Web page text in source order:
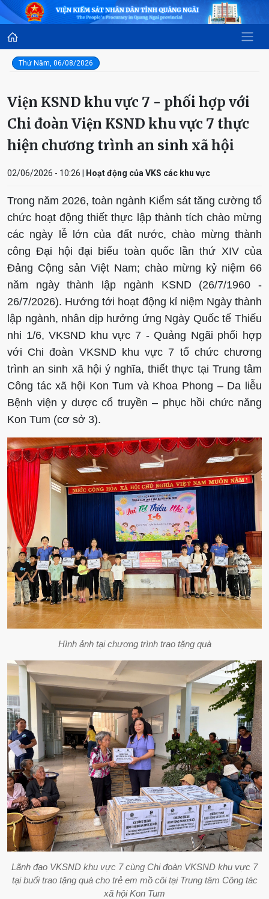
Thứ Năm, 06/08/2026
Viện KSND khu vực 7 - phối hợp với
Chi đoàn Viện KSND khu vực 7 thực
hiện chương trình an sinh xã hội
02/06/2026 - 10:26 | Hoạt động của VKS các khu vực
Trong năm 2026, toàn ngành Kiểm sát tăng cường tổ
chức hoạt động thiết thực lập thành tích chào mừng
các ngày lễ lớn của đất nước, chào mừng thành
công Đại hội đại biểu toàn quốc lần thứ XIV của
Đảng Cộng sản Việt Nam; chào mừng kỷ niệm 66
năm ngày thành lập ngành KSND (26/7/1960 -
26/7/2026). Hướng tới hoạt động kỉ niệm Ngày thành
lập ngành, nhân dịp hưởng ứng Ngày Quốc tế Thiếu
nhi 1/6, VKSND khu vực 7 - Quảng Ngãi phối hợp
với Chi đoàn VKSND khu vực 7 tổ chức chương
trình an sinh xã hội ý nghĩa, thiết thực tại Trung tâm
Công tác xã hội Kon Tum và Khoa Phong – Da liễu
Bệnh viện y dược cổ truyền – phục hồi chức năng
Kon Tum (cơ sở 3).
Hình ảnh tại chương trình trao tặng quà
Lãnh đạo VKSND khu vực 7 cùng Chi đoàn VKSND khu vực 7
tại buổi trao tặng quà cho trẻ em mồ côitại Trung tâm Công tác
xã hội Kon Tum